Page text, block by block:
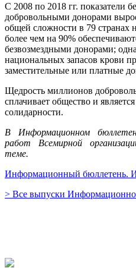
C 2008 по 2018 гг. показатели
добровольными донорами
общей сложности в 79 странах
более чем на 90%
безвозмездными донорами;
национальных запасов крови
заместительные или платные
Щедрость миллионов
сплачивает общество и
солидарности.
В Информационном
работ Всемирной
теме.
Информационный бюллетень.
> Все выпуски